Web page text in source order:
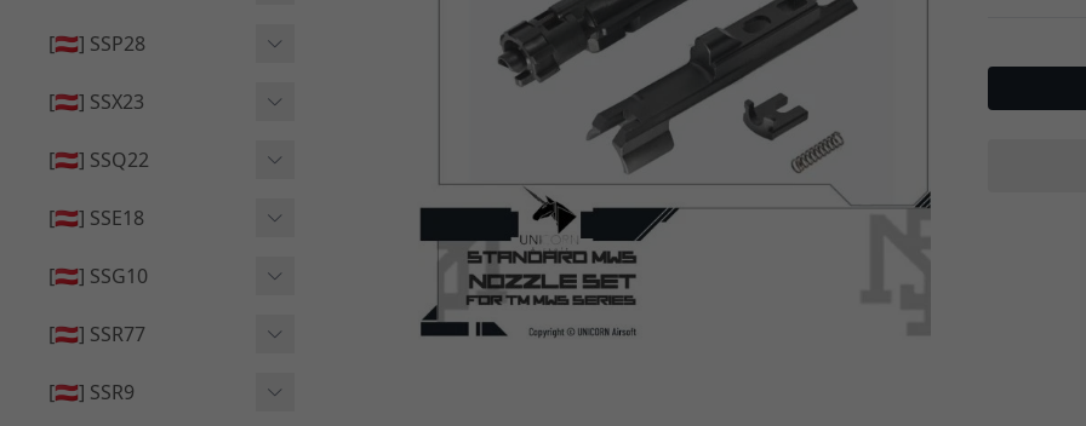
🔄 原廠 ⧸ 零件
[🇦🇹] SSP28
🔄 原廠 ⧸ 零件
[🇦🇹] SSX23
🟦 主體 ⧸ 彈匣
[🇦🇹] SSQ22
🟦 主體 ⧸ 彈匣
[🇦🇹] SSE18
👁️‍🗨️ 外觀 ⧸ 色彩
[🇦🇹] SSG10
🟦 主體 ⧸ 彈匣
[🇦🇹] SSR77
🟦 主體 ⧸ 彈匣
[🇦🇹] SSR9